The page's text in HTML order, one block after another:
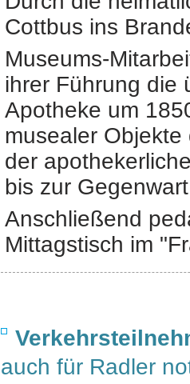
Cottbus ins
Museums-
ihrer Führung die
Apotheke um
musealer Objekte
der
bis zur Gegenwart
Anschließend
Mittagstisch im
auch für Radler